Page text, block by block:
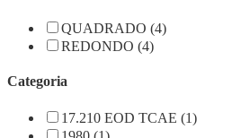
QUADRADO (4)
REDONDO (4)
Categoria
17.210 EOD TCAE (1)